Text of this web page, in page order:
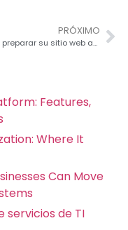
PRÓXIMO
¿Cómo preparar su sitio web antes de actualizar a PHP 7?
Features,
Where It
Can Move
servicios de TI